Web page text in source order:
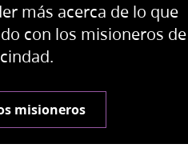
más acerca de lo que
con los misioneros de
misioneros